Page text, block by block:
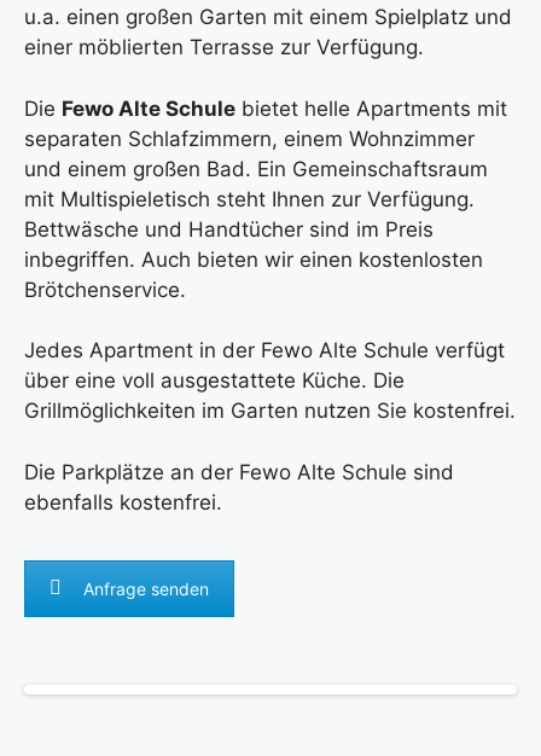
u.a. einen großen Garten mit einem Spielplatz und
einer möblierten Terrasse zur Verfügung.
Die Fewo Alte Schule bietet helle Apartments mit
separaten Schlafzimmern, einem Wohnzimmer
und einem großen Bad. Ein Gemeinschaftsraum
mit Multispieletisch steht Ihnen zur Verfügung.
Bettwäsche und Handtücher sind im Preis
inbegriffen. Auch bieten wir einen kostenlosten
Brötchenservice.
Jedes Apartment in der Fewo Alte Schule verfügt
über eine voll ausgestattete Küche. Die
Grillmöglichkeiten im Garten nutzen Sie kostenfrei.
Die Parkplätze an der Fewo Alte Schule sind
ebenfalls kostenfrei.
Anfrage senden